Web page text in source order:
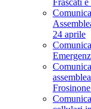
Frascati
24 aprile